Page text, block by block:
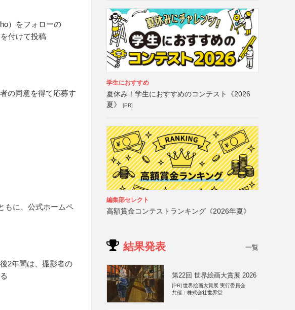
）をフォローの
付けて投稿
の同意を得て応募す
もに、公式ホームペ
2年間は、撮影者の
学生におすすめ
夏休み！学生におすすめのコンテスト《2026
夏》
[PR]
編集部セレクト
高額賞金コンテストランキング《2026年夏》
結果発表 一覧
第22回 世界絵画大賞展 2026
[PR] 世界絵画大賞展 実行委員会
共催：株式会社世界堂